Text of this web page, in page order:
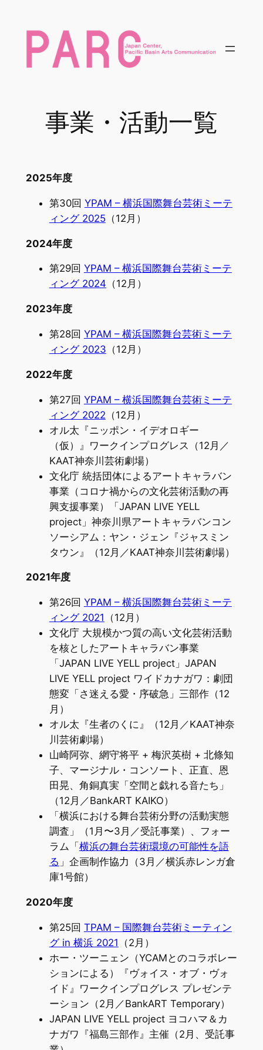
事業・活動一覧
2025年度
第30回 YPAM – 横浜国際舞台芸術ミーテ
ィング 2025 （12月）
2024年度
第29回 YPAM – 横浜国際舞台芸術ミーテ
ィング 2024 （12月）
2023年度
第28回 YPAM – 横浜国際舞台芸術ミーテ
ィング 2023 （12月）
2022年度
第27回 YPAM – 横浜国際舞台芸術ミーテ
ィング 2022 （12月）
オル太『ニッポン・イデオロギー
（仮）』ワークインプログレス（12月／
KAAT神奈川芸術劇場）
文化庁 統括団体によるアートキャラバン
事業（コロナ禍からの文化芸術活動の再
興支援事業）「JAPAN LIVE YELL
project」神奈川県アートキャラバンコン
ソーシアム：ヤン・ジェン『ジャスミン
タウン』（12月／KAAT神奈川芸術劇場）
2021年度
第26回 YPAM – 横浜国際舞台芸術ミーテ
ィング 2021 （12月）
文化庁 大規模かつ質の高い文化芸術活動
を核としたアートキャラバン事業
「JAPAN LIVE YELL project」JAPAN
LIVE YELL project ワイドカナガワ：劇団
態変「さ迷える愛・序破急」三部作（12
月）
オル太『生者のくに』（12月／KAAT神奈
川芸術劇場）
山崎阿弥、網守将平 + 梅沢英樹 + 北條知
子、マージナル・コンソート、正直、恩
田晃、角銅真実「空間と戯れる音たち」
（12月／BankART KAIKO）
「横浜における舞台芸術分野の活動実態
調査」（1月〜3月／受託事業）、フォー
ラム「 横浜の舞台芸術環境の可能性を語
る 」企画制作協力（3月／横浜赤レンガ倉
庫1号館）
2020年度
第25回 TPAM – 国際舞台芸術ミーティン
グ in 横浜 2021 （2月）
ホー・ツーニェン（YCAMとのコラボレー
ションによる）『ヴォイス・オブ・ヴォ
イド』ワークインプログレス プレゼンテ
ーション（2月／BankART Temporary）
JAPAN LIVE YELL project ヨコハマ＆カ
ナガワ『福島三部作』主催（2月、受託事